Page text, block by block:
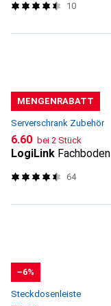
10
MENGENRABATT
Serverschrank Zubehör
CHF
6.60 bei 2 Stück
LogiLink Fachboden
64
−6%
Steckdosenleiste